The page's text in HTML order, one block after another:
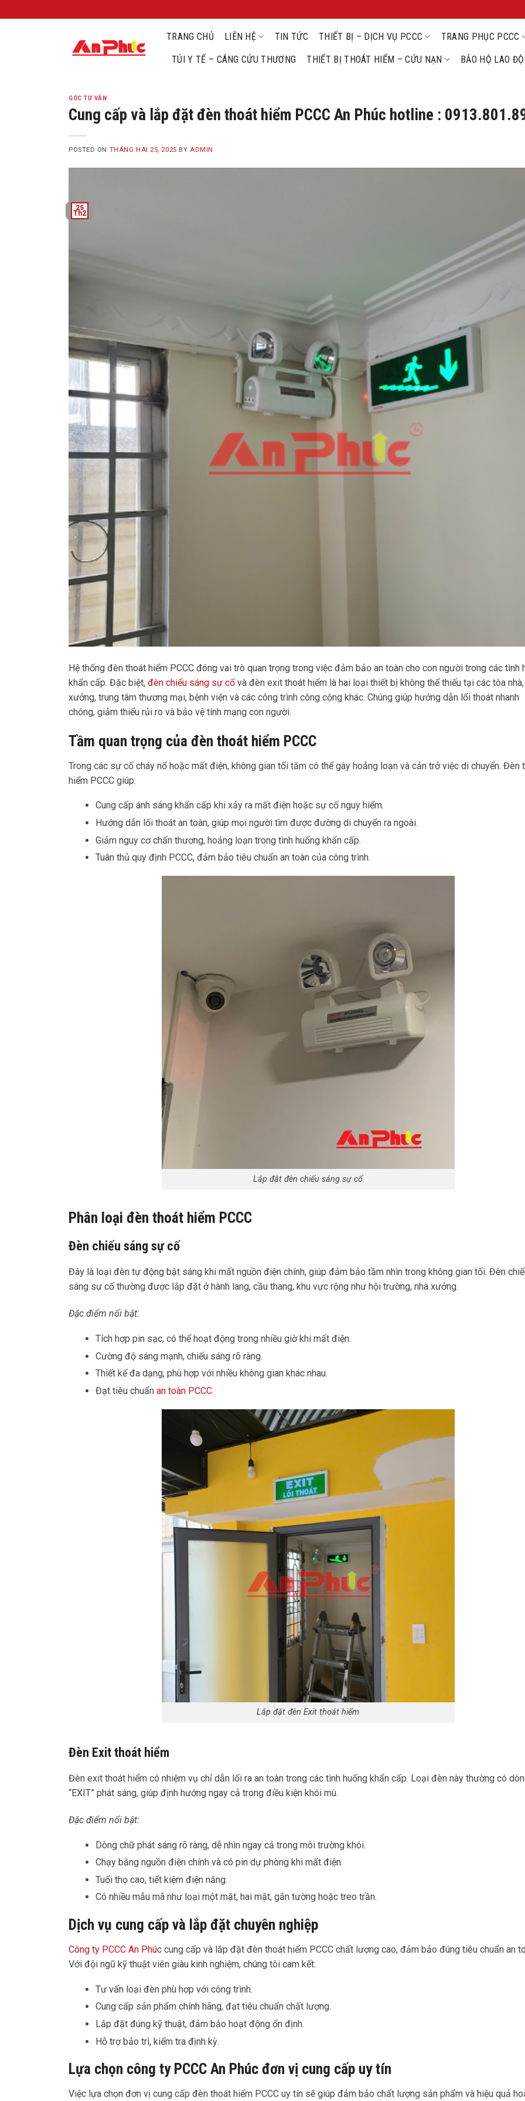
to
TRANG CHỦ LIÊN HỆ TIN TỨC THIẾT BỊ – DỊCH VỤ PCCC TRANG PHỤC PCCC
TÚI Y TẾ – CÁNG CỨU THƯƠNG THIẾT BỊ THOÁT HIỂM – CỨU NẠN BẢO HỘ LAO
GÓC TƯ VẤN
Cung cấp và lắp đặt đèn thoát hiểm PCCC An Phúc hotline :
POSTED ON THÁNG HAI 25, 2025 BY ADMIN
25
Th2
Hệ thống đèn thoát hiểm PCCC đóng vai trò quan trọng trong việc đảm bảo an toàn cho con người trong các tình
khẩn cấp. Đặc biệt, đèn chiếu sáng sự cố và đèn exit thoát hiểm là hai loại thiết bị không thể thiếu tại các tòa nhà,
xưởng, trung tâm thương mại, bệnh viện và các công trình công cộng khác. Chúng giúp hướng dẫn lối thoát nhanh
chóng, giảm thiểu rủi ro và bảo vệ tính mạng con người.
Tầm quan trọng của đèn thoát hiểm PCCC
Trong các sự cố cháy nổ hoặc mất điện, không gian tối tăm có thể gây hoảng loạn và cản trở việc di chuyển. Đèn
hiểm PCCC giúp:
Cung cấp ánh sáng khẩn cấp khi xảy ra mất điện hoặc sự cố nguy hiểm.
Hướng dẫn lối thoát an toàn, giúp mọi người tìm được đường di chuyển ra ngoài.
Giảm nguy cơ chấn thương, hoảng loạn trong tình huống khẩn cấp.
Tuân thủ quy định PCCC, đảm bảo tiêu chuẩn an toàn của công trình.
Lắp đặt đèn chiếu sáng sự cố
Phân loại đèn thoát hiểm PCCC
Đèn chiếu sáng sự cố
Đây là loại đèn tự động bật sáng khi mất nguồn điện chính, giúp đảm bảo tầm nhìn trong không gian tối. Đèn
sáng sự cố thường được lắp đặt ở hành lang, cầu thang, khu vực rộng như hội trường, nhà xưởng.
Đặc điểm nổi bật:
Tích hợp pin sạc, có thể hoạt động trong nhiều giờ khi mất điện.
Cường độ sáng mạnh, chiếu sáng rõ ràng.
Thiết kế đa dạng, phù hợp với nhiều không gian khác nhau.
Đạt tiêu chuẩn an toàn PCCC.
Lắp đặt đèn Exit thoát hiểm
Đèn Exit thoát hiểm
Đèn exit thoát hiểm có nhiệm vụ chỉ dẫn lối ra an toàn trong các tình huống khẩn cấp. Loại đèn này thường có
“EXIT” phát sáng, giúp định hướng ngay cả trong điều kiện khói mù.
Đặc điểm nổi bật:
Dòng chữ phát sáng rõ ràng, dễ nhìn ngay cả trong môi trường khói.
Chạy bằng nguồn điện chính và có pin dự phòng khi mất điện.
Tuổi thọ cao, tiết kiệm điện năng.
Có nhiều mẫu mã như loại một mặt, hai mặt, gắn tường hoặc treo trần.
Dịch vụ cung cấp và lắp đặt chuyên nghiệp
Công ty PCCC An Phúc cung cấp và lắp đặt đèn thoát hiểm PCCC chất lượng cao, đảm bảo đúng tiêu chuẩn an
Với đội ngũ kỹ thuật viên giàu kinh nghiệm, chúng tôi cam kết:
Tư vấn loại đèn phù hợp với công trình.
Cung cấp sản phẩm chính hãng, đạt tiêu chuẩn chất lượng.
Lắp đặt đúng kỹ thuật, đảm bảo hoạt động ổn định.
Hỗ trợ bảo trì, kiểm tra định kỳ.
Lựa chọn công ty PCCC An Phúc đơn vị cung cấp uy tín
Việc lựa chọn đơn vị cung cấp đèn thoát hiểm PCCC uy tín sẽ giúp đảm bảo chất lượng sản phẩm và hiệu quả